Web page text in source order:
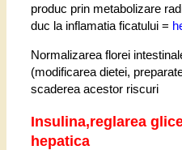
produc prin metabolizare
duc la inflamatia ficatului =
Normalizarea florei
(modificarea dietei,
scaderea acestor riscuri
Insulina,reglarea
hepatica